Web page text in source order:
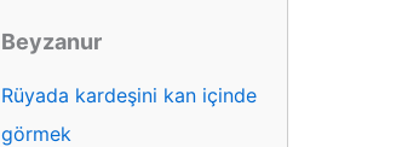
Beyzanur
Rüyada kardeşini kan içinde
görmek